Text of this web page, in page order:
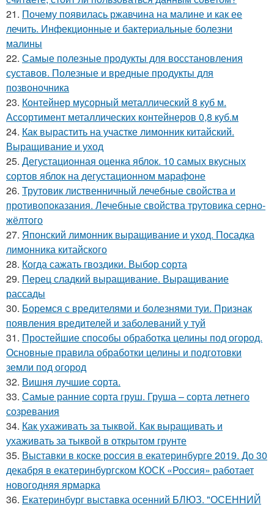
21. Почему появилась ржавчина на малине и как ее
лечить. Инфекционные и бактериальные болезни
малины
22. Самые полезные продукты для восстановления
суставов. Полезные и вредные продукты для
позвоночника
23. Контейнер мусорный металлический 8 куб м.
Ассортимент металлических контейнеров 0,8 куб.м
24. Как вырастить на участке лимонник китайский.
Выращивание и уход
25. Дегустационная оценка яблок. 10 самых вкусных
сортов яблок на дегустационном марафоне
26. Трутовик лиственничный лечебные свойства и
противопоказания. Лечебные свойства трутовика серно-
жёлтого
27. Японский лимонник выращивание и уход. Посадка
лимонника китайского
28. Когда сажать гвоздики. Выбор сорта
29. Перец сладкий выращивание. Выращивание
рассады
30. Боремся с вредителями и болезнями туи. Признак
появления вредителей и заболеваний у туй
31. Простейшие способы обработка целины под огород.
Основные правила обработки целины и подготовки
земли под огород
32. Вишня лучшие сорта.
33. Самые ранние сорта груш. Груша – сорта летнего
созревания
34. Как ухаживать за тыквой. Как выращивать и
ухаживать за тыквой в открытом грунте
35. Выставки в коске россия в екатеринбурге 2019. До 30
декабря в екатеринбургском КОСК «Россия» работает
новогодняя ярмарка
36. Екатеринбург выставка осенний БЛЮЗ. "ОСЕННИЙ